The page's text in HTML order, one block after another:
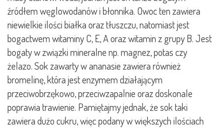
źródłem węglowodanów i błonnika. Owoc ten zawiera
niewielkie ilości białka oraz tłuszczu, natomiast jest
bogactwem witaminy C, E, A oraz witamin z grupy B. Jest
bogaty w związki mineralne np. magnez, potas czy
żelazo. Sok zawarty w ananasie zawiera również
bromelinę, która jest enzymem działającym
przeciwobrzękowo, przeciwzapalnie oraz doskonale
poprawia trawienie. Pamiętajmy jednak, że sok taki
zawiera dużo cukru, więc podany w większych ilościach